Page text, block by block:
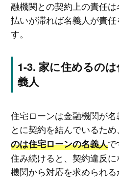
融機関との契約上の責任
払いが滞れば名義人が責
す。
家に住めるの
義人
住宅ローンは金融機関が
とに契約を結んでいるため、
のは住宅ローンの名義人で
住み続けると、契約違反
機関から対応を求められる